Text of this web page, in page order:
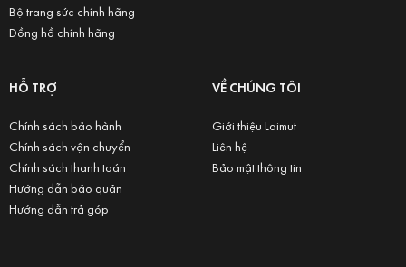
Bộ trang sức chính hãng
Đồng hồ chính hãng
HỖ TRỢ
Chính sách bảo hành
Chính sách vận chuyển
Chính sách thanh toán
Hướng dẫn bảo quản
Hướng dẫn trả góp
VỀ CHÚNG TÔI
Giới thiệu Laimut
Liên hệ
Bảo mật thông tin